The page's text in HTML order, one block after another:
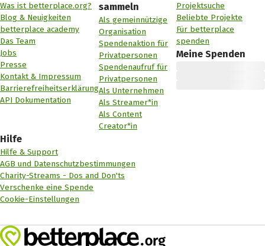
Was ist betterplace.org?
Blog & Neuigkeiten
betterplace academy
Das Team
Jobs
Presse
Kontakt & Impressum
Barrierefreiheitserklärung
API Dokumentation
sammeln
Als gemeinnützige
Organisation
Spendenaktion für
Privatpersonen
Spendenaufruf für
Privatpersonen
Als Unternehmen
Als Streamer*in
Als Content
Creator*in
Projektsuche
Beliebte Projekte
Für betterplace
spenden
Meine Spenden
Hilfe
Hilfe & Support
AGB und Datenschutzbestimmungen
Charity-Streams - Dos and Don'ts
Verschenke eine Spende
Cookie-Einstellungen